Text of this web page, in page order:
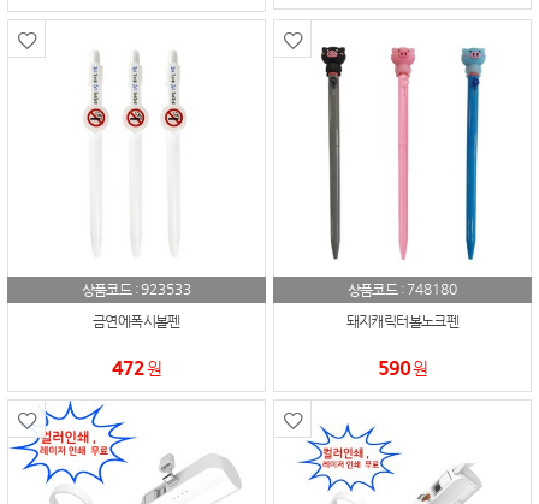
상품코드 :923533
금연에폭시볼펜
472원
상품코드 : 748180
돼지캐릭터볼노크펜
590원